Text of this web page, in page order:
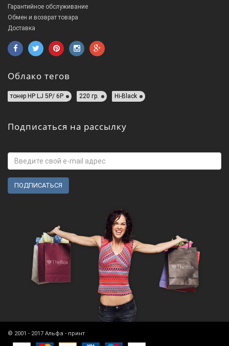
Гарантийное обслуживание
Обмен и возврат товара
Доставка
Облако тегов
тонер HP LJ 5P/ 6P 220 гр. Hi-Black
Подписаться на рассылку
© 2001 - 2017 Альфа - принт